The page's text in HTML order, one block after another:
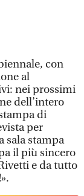
con
al
nei prossimi
dell’intero
di
per
sala stampa
il più sincero
e da tutto